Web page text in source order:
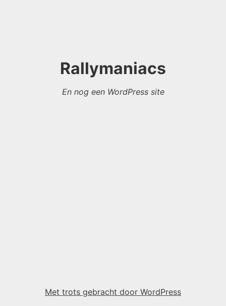
Rallymaniacs
En nog een WordPress site
Met trots gebracht door WordPress